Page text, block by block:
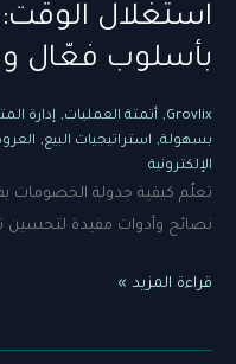
استغلال
بأسلوب فعّال
Grovlix
, أتمتة العمليات, إدارة
بسهولة, استراتيجيات البيع,
الإلكترونية
تعلّم كيفية جدولة الخصومات
نصائح وأدوات مفيدة لتحسين
استغلال
جدولة
قراءة المزيد »